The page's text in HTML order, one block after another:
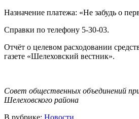
Назначение платежа: «Не забудь о
Справки по телефону 5-30-03.
Отчёт о целевом расходовании
газете «Шелеховский вестник».
Совет общественных объединений
Шелеховского района
В рубрике: Новости